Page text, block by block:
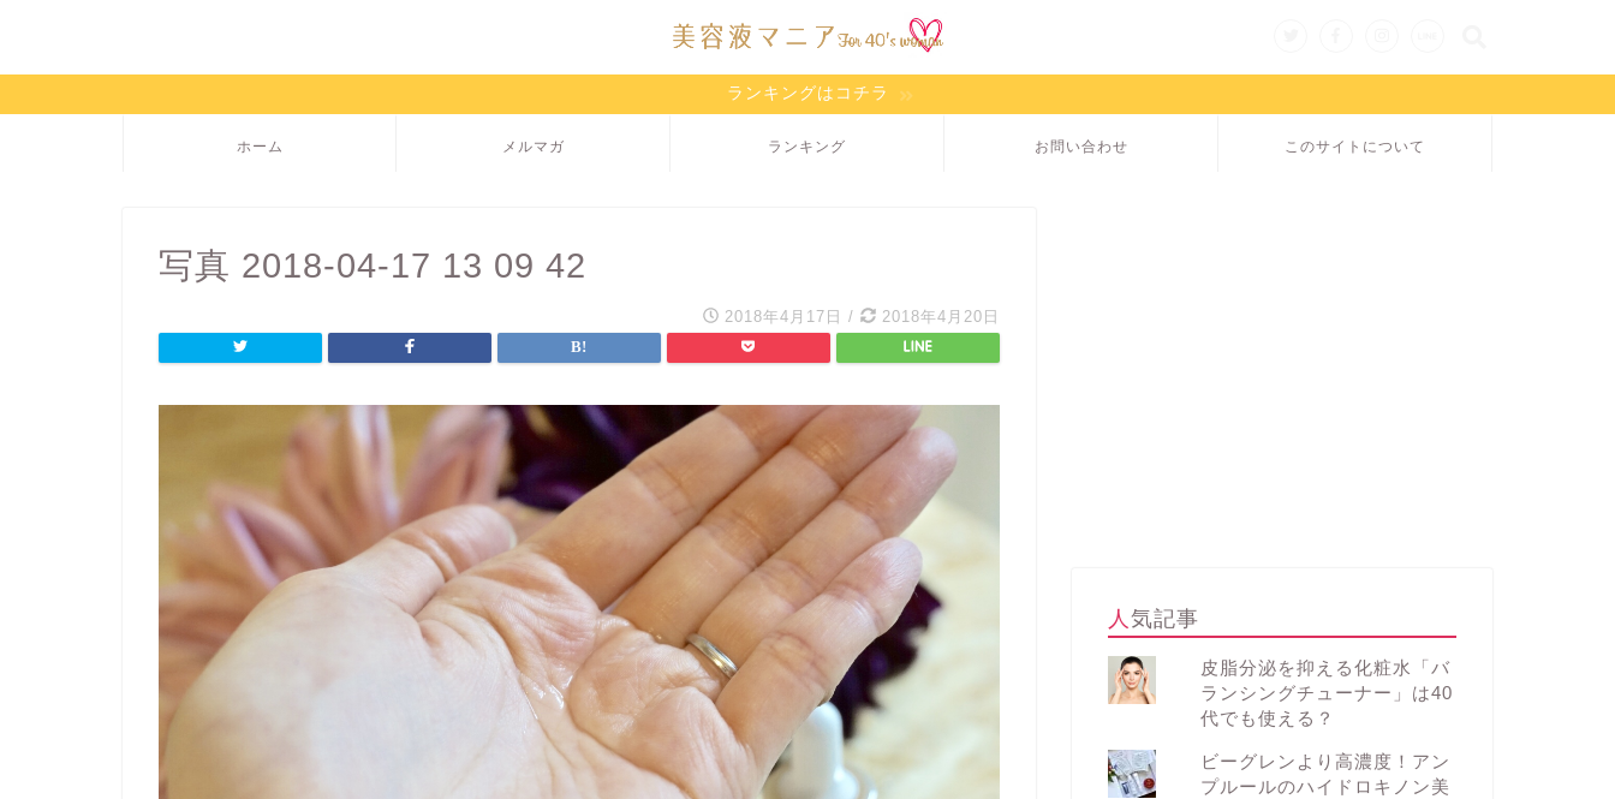
ランキングはコチラ
ホーム メルマガ ランキング お問い合わせ このサイトについて
写真 2018-04-17 13 09 42
2018年4月17日 / 2018年4月20日
人気記事
皮脂分泌を抑える化粧水「バ
ランシングチューナー」は40
代でも使える？
ビーグレンより高濃度！アン
プルールのハイドロキノン美